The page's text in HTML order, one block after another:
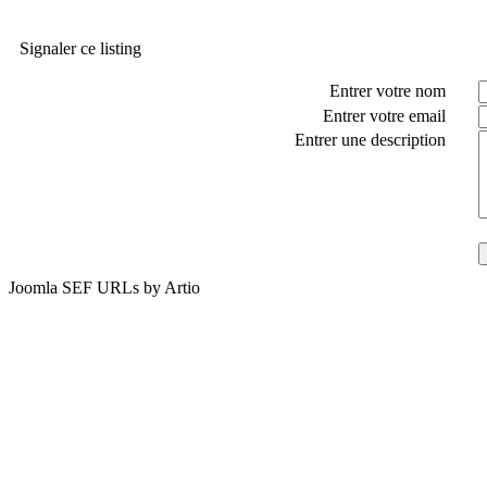
Signaler ce listing
Entrer votre nom
Entrer votre email
Entrer une description
Joomla SEF URLs by Artio